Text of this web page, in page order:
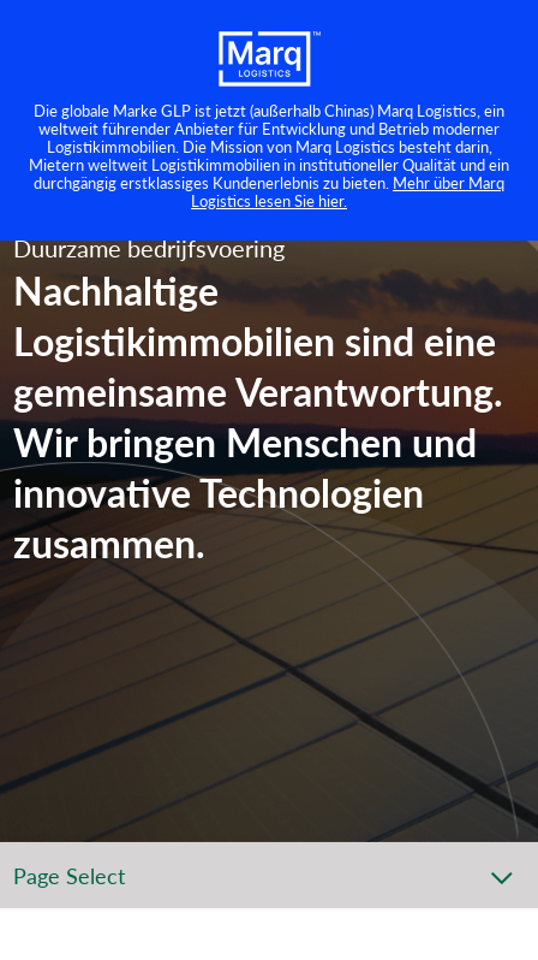
Die globale Marke GLP ist jetzt (außerhalb Chinas) Marq Logistics, ein
weltweit führender Anbieter für Entwicklung und Betrieb moderner
Logistikimmobilien. Die Mission von Marq Logistics besteht darin,
Mietern weltweit Logistikimmobilien in institutioneller Qualität und ein
durchgängig erstklassiges Kundenerlebnis zu bieten. Mehr über Marq
Logistics lesen Sie hier.
Duurzame bedrijfsvoering
Nachhaltige
Logistikimmobilien sind eine
gemeinsame Verantwortung.
Wir bringen Menschen und
innovative Technologien
zusammen.
Page Select